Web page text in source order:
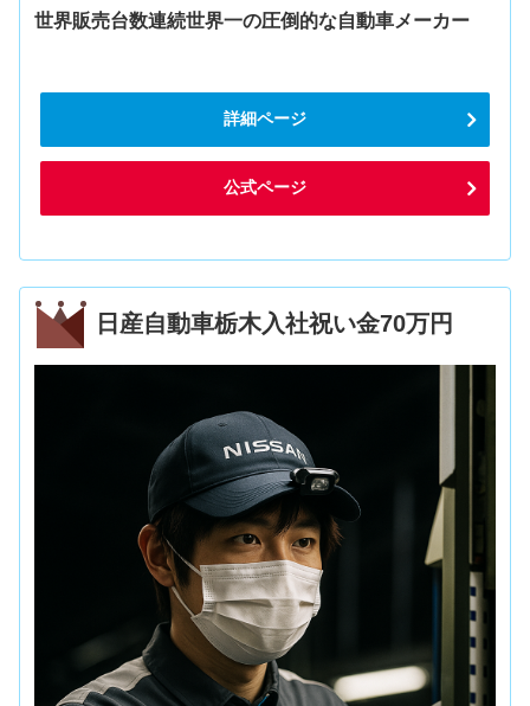
世界販売台数連続世界一の圧倒的な自動車メーカー
詳細ページ
公式ページ
日産自動車栃木入社祝い金70万円